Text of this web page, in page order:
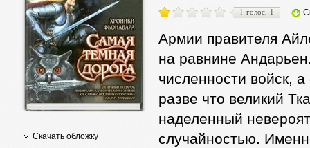
Скачать обложку
1 голос, 1
Армии правителя
на равнине
численности войск,
разве что великий
наделенный
случайностью.